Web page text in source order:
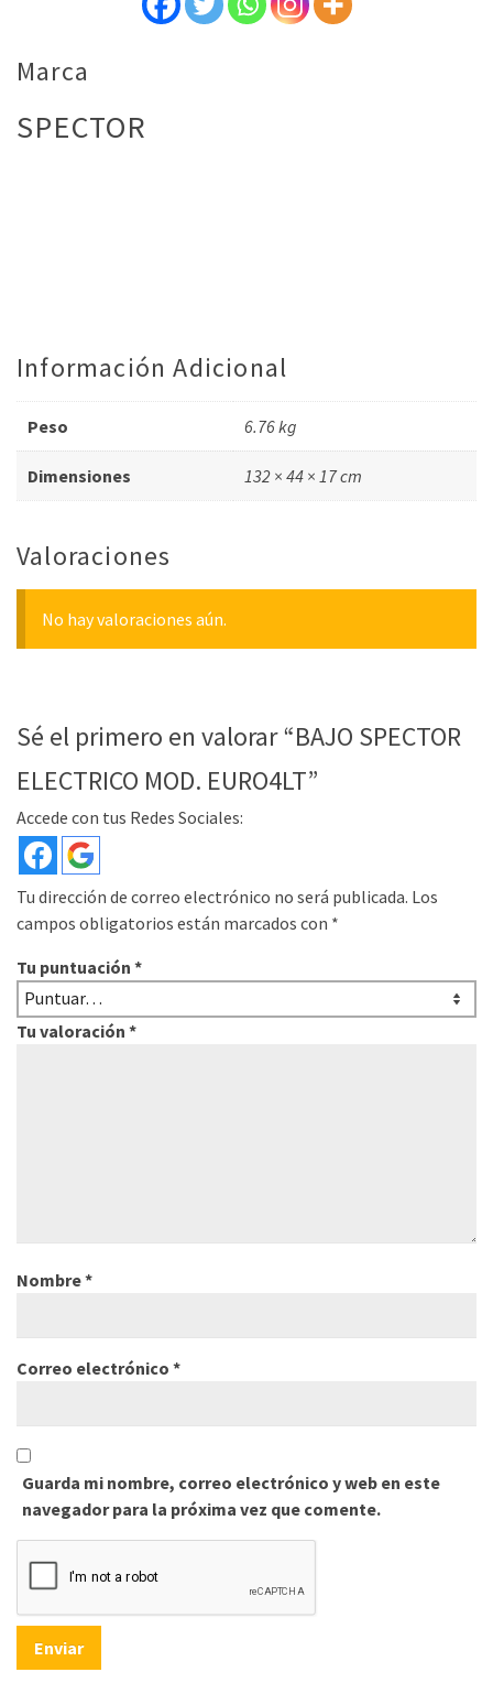
Marca
SPECTOR
Información Adicional
Peso 6.76 kg
Dimensiones 132 × 44 × 17 cm
Valoraciones
No hay valoraciones aún.
Sé el primero en valorar “BAJO SPECTOR
ELECTRICO MOD. EURO4LT”
Accede con tus Redes Sociales:
Tu dirección de correo electrónico no será publicada. Los
campos obligatorios están marcados con *
Tu puntuación *
Tu valoración *
Nombre*
Correo electrónico *
Guarda mi nombre, correo electrónico y web en este
navegador para la próxima vez que comente.